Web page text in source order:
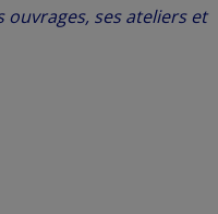
ouvrages, ses ateliers et